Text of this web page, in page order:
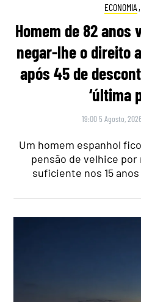
ECONOMIA ,
Homem de 82 anos
negar-lhe o direito
após 45 de
‘última
19:00 5 Agosto, 2026
Um homem espanhol
pensão de velhice
suficiente nos 15